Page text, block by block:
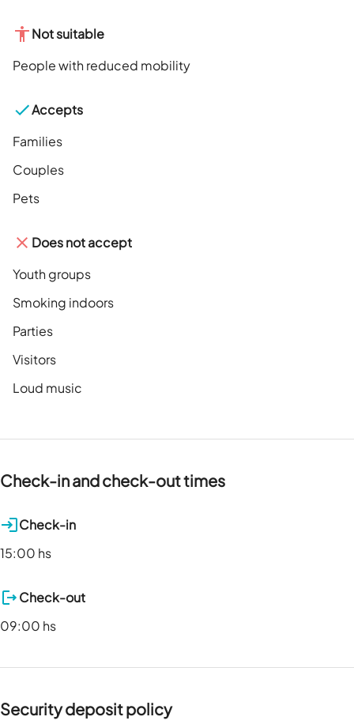
Not suitable
People with reduced mobility
Accepts
Families
Couples
Pets
Does not accept
Youth groups
Smoking indoors
Parties
Visitors
Loud music
Check-in and check-out times
Check-in
15:00 hs
Check-out
09:00 hs
Security deposit policy